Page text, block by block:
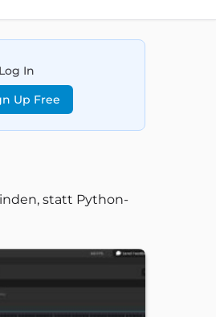
Log In
Up Free
statt Python-